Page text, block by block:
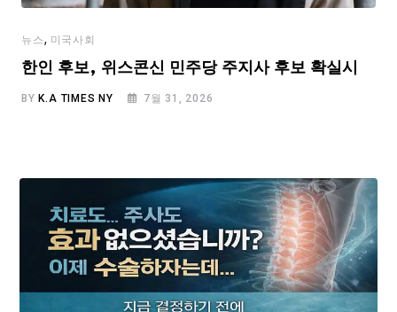
뉴스, 미국사회
한인 후보, 위스콘신 민주당 주지사 후보 확실시
BY K.A TIMES NY 7월 31, 2026